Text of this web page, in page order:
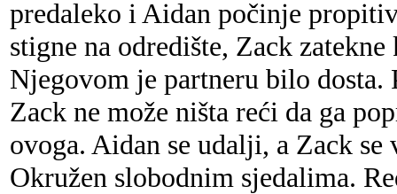
predaleko i Aidan počinje
stigne na odredište, Zack
Njegovom je partneru bilo dosta.
Zack ne može ništa reći da ga
ovoga. Aidan se udalji, a Zack
Okružen slobodnim sjedalima.